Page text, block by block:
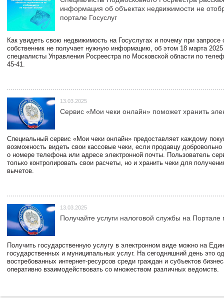
информация об объектах недвижимости не
портале Госуслуг
Как увидеть свою недвижимость на Госуслугах и почему при запросе
собственник не получает нужную информацию, об этом 18 марта 2025
специалисты Управления Росреестра по Московской области по
45-41.
13.03.2025
Сервис «Мои чеки онлайн» поможет хранить
Специальный сервис «Мои чеки онлайн» предоставляет каждому
возможность видеть свои кассовые чеки, если продавцу
о номере телефона или адресе электронной почты. Пользователь
только контролировать свои расчеты, но и хранить чеки для
вычетов.
13.03.2025
Получайте услуги налоговой службы на Портале
Получить государственную услугу в электронном виде можно на
государственных и муниципальных услуг. На сегодняшний день это
востребованных интернет-ресурсов среди граждан и субъектов
оперативно взаимодействовать со множеством различных ведомств.